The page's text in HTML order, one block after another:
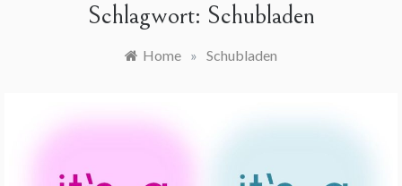
Schlagwort: Schubladen
Home » Schubladen